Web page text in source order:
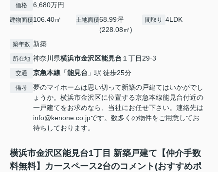
価格 6,680万円
建物面積106.40㎡ 土地面積68.99坪
(228.08㎡)
間取り 4LDK
築年数 新築
所在地 神奈川県横浜市金沢区能見台 １丁目29-3
交通 京急本線 「能見台 」駅 徒歩25分
備考
夢のマイホームは思い切って新築の戸建てはいかがでし
ょうか。横浜市金沢区に位置する京急本線能見台付近の
一戸建てをお求めなら、当社にお任せ下さい。連絡先は
info@kenone.co.jpです。数多くの物件をご用意してお
待ちしております。
横浜市金沢区能見台1丁目 新築戸建て【仲介手数
料無料】カースペース2台のコメント(おすすめポ